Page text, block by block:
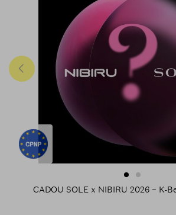
CADOU SOLE x NIBIRU 2026 – K-